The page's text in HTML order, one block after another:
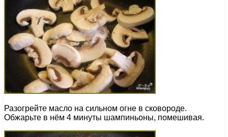
Разогрейте масло на сильном огне в сковороде.
Обжарьте в нём 4 минуты шампиньоны, помешивая.